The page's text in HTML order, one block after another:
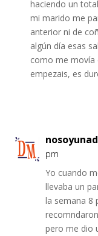
haciendo un
mi marido me
anterior ni de
algún día esas
como me movía
empezais, es
pm
Yo cuando
llevaba un
la semana 8
pero me dio